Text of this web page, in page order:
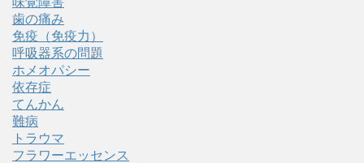
歯の痛み
免疫（免疫力）
呼吸器系の問題
ホメオパシー
依存症
てんかん
難病
トラウマ
フラワーエッセンス